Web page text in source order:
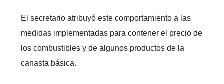
El secretario atribuyó este comportamiento a las
medidas implementadas para contener el precio de
los combustibles y de algunos productos de la
canasta básica.